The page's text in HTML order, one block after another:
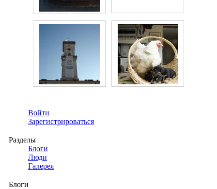
Войти
Зарегистрироваться
Разделы
Блоги
Люди
Галерея
Блоги